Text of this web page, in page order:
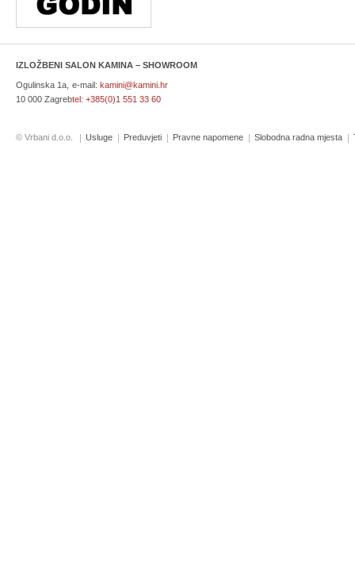
IZLOŽBENI SALON KAMINA – SHOWROOM
Ogulinska 1a,
10 000 Zagreb
e-mail: kamini@kamini.hr
tel: +385(0)1 551 33 60
© Vrbani d.o.o. Usluge Preduvjeti Pravne napomene Slobodna radna mjesta